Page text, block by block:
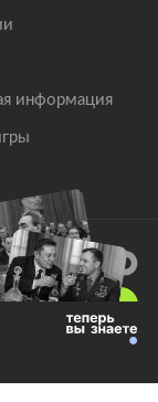
информация